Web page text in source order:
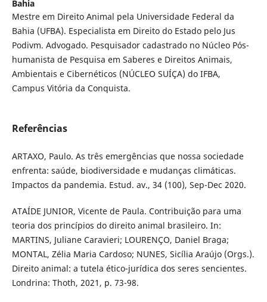
Bahia
Mestre em Direito Animal pela Universidade Federal da
Bahia (UFBA). Especialista em Direito do Estado pelo Jus
Podivm. Advogado. Pesquisador cadastrado no Núcleo Pós-
humanista de Pesquisa em Saberes e Direitos Animais,
Ambientais e Cibernéticos (NÚCLEO SUÍÇA) do IFBA,
Campus Vitória da Conquista.
Referências
ARTAXO, Paulo. As três emergências que nossa sociedade
enfrenta: saúde, biodiversidade e mudanças climáticas.
Impactos da pandemia. Estud. av., 34 (100), Sep-Dec 2020.
ATAÍDE JUNIOR, Vicente de Paula. Contribuição para uma
teoria dos princípios do direito animal brasileiro. In:
MARTINS, Juliane Caravieri; LOURENÇO, Daniel Braga;
MONTAL, Zélia Maria Cardoso; NUNES, Sicília Araújo (Orgs.).
Direito animal: a tutela ético-jurídica dos seres sencientes.
Londrina: Thoth, 2021, p. 73-98.